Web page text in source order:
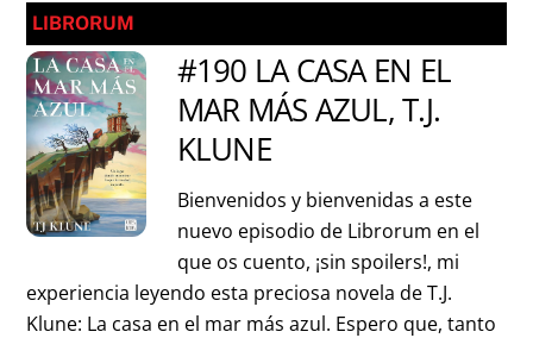
LIBRORUM
#190 LA CASA EN EL
MAR MÁS AZUL, T.J.
KLUNE
Bienvenidos y bienvenidas a este
nuevo episodio de Librorum en el
que os cuento, ¡sin spoilers!, mi
experiencia leyendo esta preciosa novela de T.J.
Klune: La casa en el mar más azul. Espero que, tanto